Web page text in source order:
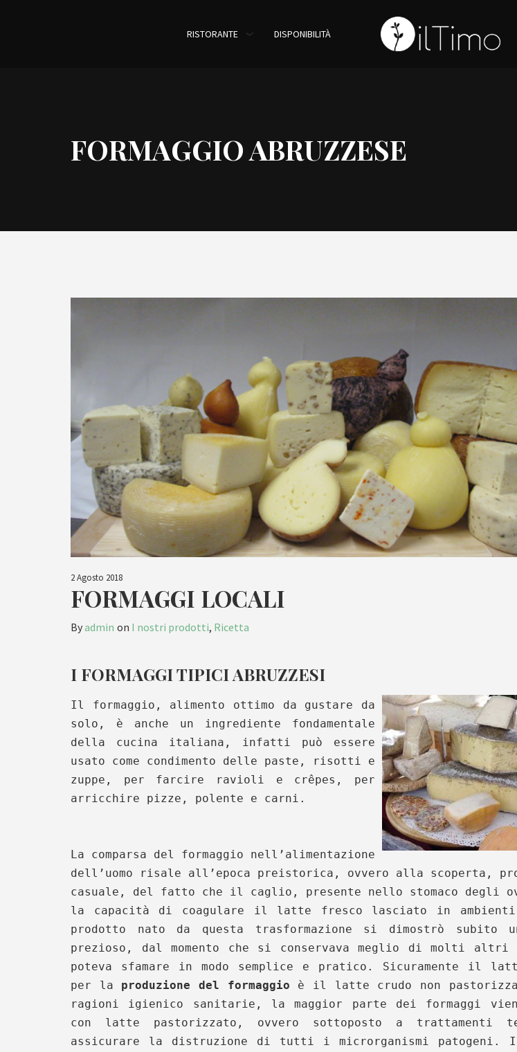
RISTORANTE DISPONIBILITÀ
FORMAGGIO ABRUZZESE
2 Agosto 2018
FORMAGGI LOCALI
Byadmin on I nostri prodotti, Ricetta
I FORMAGGI TIPICI ABRUZZESI
Il formaggio, alimento ottimo da gustare da
solo, è anche un ingrediente fondamentale
della cucina italiana, infatti può essere
usato come condimento delle paste, risotti e
zuppe, per farcire ravioli e crêpes, per
arricchire pizze, polente e carni.
La comparsa del formaggio nell’alimentazione
dell’uomo risale all’epoca preistorica, ovvero alla scoperta,
casuale, del fatto che il caglio, presente nello stomaco degli
la capacità di coagulare il latte fresco lasciato in
prodotto nato da questa trasformazione si dimostrò subito
prezioso, dal momento che si conservava meglio di molti
poteva sfamare in modo semplice e pratico. Sicuramente il
per la produzione del formaggio è il latte crudo non
ragioni igienico sanitarie, la maggior parte dei formaggi
con latte pastorizzato, ovvero sottoposto a trattamenti
assicurare la distruzione di tutti i microrganismi